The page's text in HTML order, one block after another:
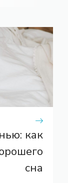
как
сна